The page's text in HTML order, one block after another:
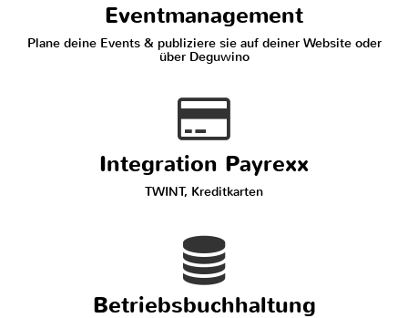
Eventmanagement
Plane deine Events & publiziere sie auf deiner Website oder
über Deguwino
Integration Payrexx
TWINT, Kreditkarten
Betriebsbuchhaltung